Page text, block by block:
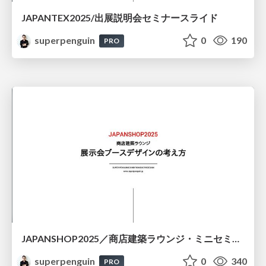
JAPANTEX2025/出展説明会セミナースライド
superpenguin
PRO 0 190
JAPANSHOP2025／商店建築ラウンジ・ミニセミナー資料
superpenguin
PRO 0 340